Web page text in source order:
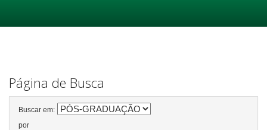
Página de Busca
Buscar em:
por